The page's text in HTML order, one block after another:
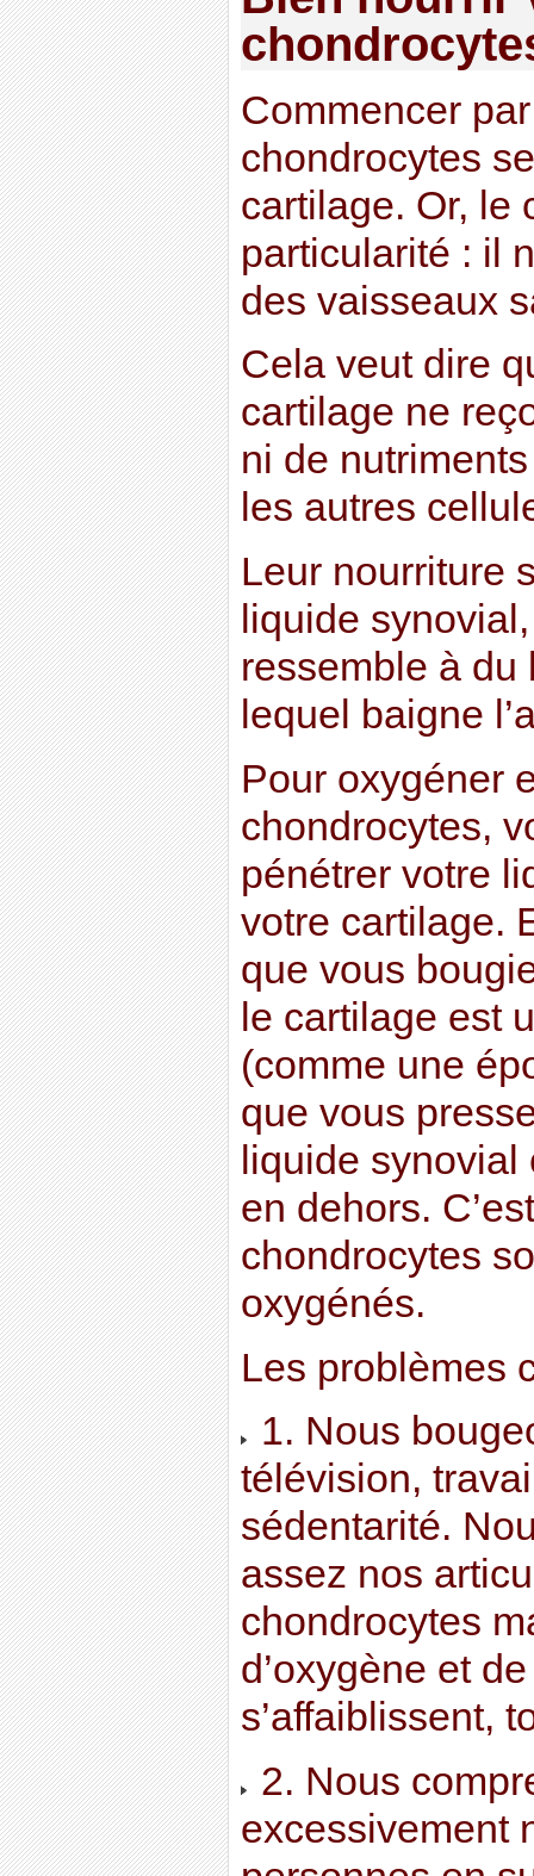
Commencer
chondrocytes
cartilage. Or, le
particularité : il
des vaisseaux
Cela veut dire
cartilage ne
ni de
les autres
Leur nourriture
liquide
ressemble à du
lequel baigne
Pour oxygéner
chondrocytes,
pénétrer votre
votre cartilage.
que vous
le cartilage est
(comme une
que vous
liquide
en dehors.
chondrocytes
oxygénés.
Les problèmes
1. Nous
télévision,
sédentarité.
assez nos
chondrocytes
d’oxygène et
s’affaiblissent,
2. Nous
excessivement